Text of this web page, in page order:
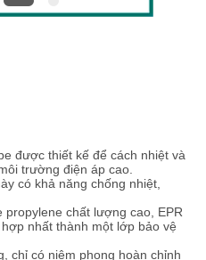
được thiết kế để cách nhiệt và
trường điện áp cao.
có khả năng chống nhiệt,
chất lượng cao, EPR
nhất thành một lớp bảo vệ
chỉ có niêm phong hoàn chỉnh